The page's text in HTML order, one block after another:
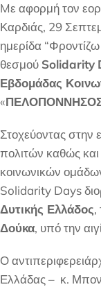
Mε αφορμή τον
Καρδιάς, 29
ημερίδα
θεσμού Solidarity
Εβδομάδας
«
Στοχεύοντας στην
πολιτών καθώς
κοινωνικών
Solidarity Days
Δυτικής Ελλάδος,
Δούκα, υπό την
Ο
Ελλάδας – κ.